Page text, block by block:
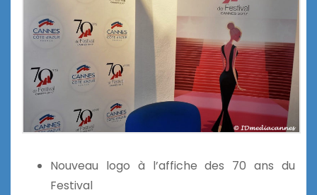
Nouveau logo à l’affiche des 70 ans du
Festival